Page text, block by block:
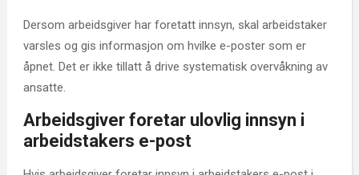
Dersom arbeidsgiver har foretatt innsyn, skal arbeidstaker
varsles og gis informasjon om hvilke e-poster som er
åpnet. Det er ikke tillatt å drive systematisk overvåkning av
ansatte.
Arbeidsgiver foretar ulovlig innsyn i
arbeidstakers e-post